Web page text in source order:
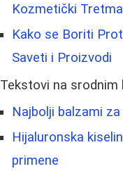
Kozmetički
Kako se Boriti
Saveti i Proizvodi
Tekstovi na srodnim
Najbolji balzami
Hijaluronska
primene